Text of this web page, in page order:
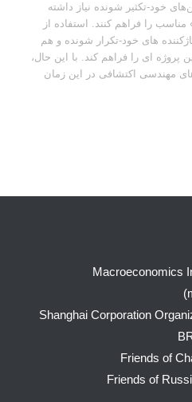
خود-تکثیر شونده نیاز داشته
را فراهم کنند.
استفاده از
های خود-تکرار شونده و هم
پروژه ای را فراهم کند. با این حال،
مهندسی اکتشافی در این زمان
Macroeconomics
Shanghai Corporation
Friends of
Friends of